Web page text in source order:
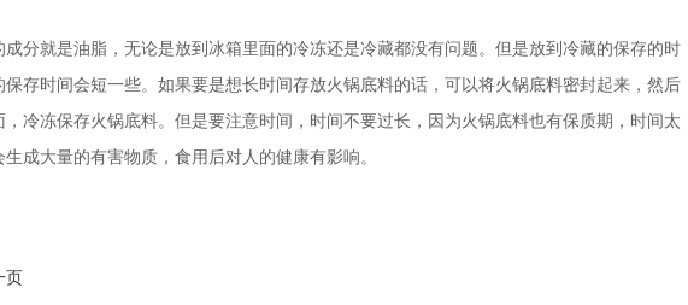
成分就是油脂，无论是放到冰箱里面的冷冻还是冷藏都没有问题。但是放到冷藏的保存的时
保存时间会短一些。如果要是想长时间存放火锅底料的话，可以将火锅底料密封起来，然后
，冷冻保存火锅底料。但是要注意时间，时间不要过长，因为火锅底料也有保质期，时间太
成大量的有害物质，食用后对人的健康有影响。
页